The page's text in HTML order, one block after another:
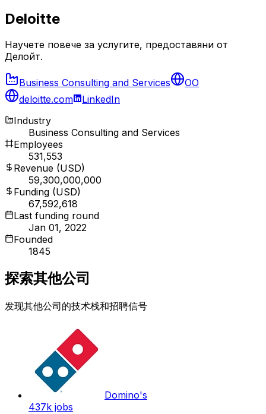
Deloitte
Научете повече за услугите, предоставяни от
Делойт.
Business Consulting and Services
OO
deloitte.com
LinkedIn
Industry
Business Consulting and Services
Employees
531,553
Revenue (USD)
59,300,000,000
Funding (USD)
67,592,618
Last funding round
Jan 01, 2022
Founded
1845
探索其他公司
发现其他公司的技术栈和招聘信号
Domino's
437k jobs